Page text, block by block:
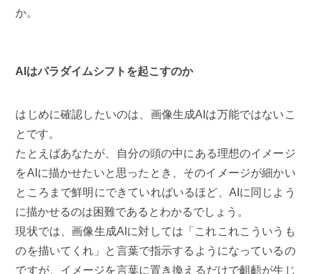
か。
AIはパラダイムシフトを起こすのか
はじめに確認したいのは、画像生成AIは万能ではないこ
とです。
たとえばあなたが、自分の頭の中にある理想のイメージ
をAIに描かせたいと思ったとき、そのイメージが細かい
ところまで鮮明にできていればいるほど、AIに同じよう
に描かせるのは困難であるとわかるでしょう。
現状では、画像生成AIに対しては「これこれこういうも
のを描いてくれ」と言葉で指示するようになっているの
ですが、イメージを言葉に置き換えるだけで齟齬が生じ